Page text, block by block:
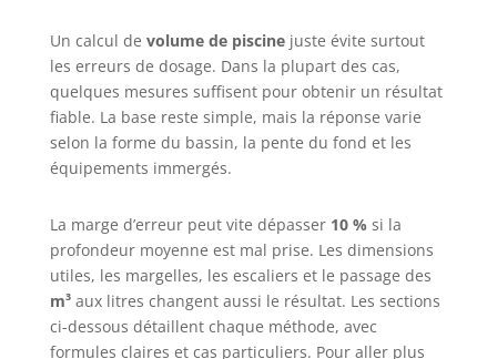
Un calcul de volume de piscinejuste évite surtout
les erreurs de dosage. Dans la plupart des cas,
quelques mesures suffisent pour obtenir un résultat
fiable. La base reste simple, mais la réponse varie
selon la forme du bassin, la pente du fond et les
équipements immergés.
La marge d’erreur peut vite dépasser 10 % si la
profondeur moyenne est mal prise. Les dimensions
utiles, les margelles, les escaliers et le passage des
m³aux litres changent aussi le résultat. Les sections
ci-dessous détaillent chaque méthode, avec
formules claires et cas particuliers. Pour aller plus